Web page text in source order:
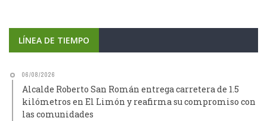
LÍNEA DE TIEMPO
06/08/2026
Alcalde Roberto San Román entrega carretera de 1.5
kilómetros en El Limón y reafirma su compromiso con
las comunidades